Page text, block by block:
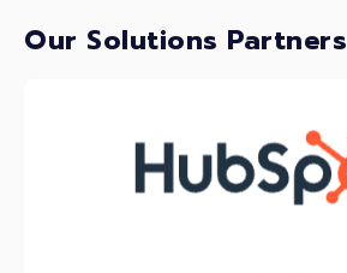
Our Solutions Partners